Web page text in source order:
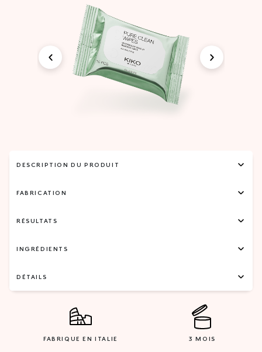
DESCRIPTION DU PRODUIT
FABRICATION
RÉSULTATS
INGRÉDIENTS
DÉTAILS
FABRIQUE EN ITALIE 3 MOIS